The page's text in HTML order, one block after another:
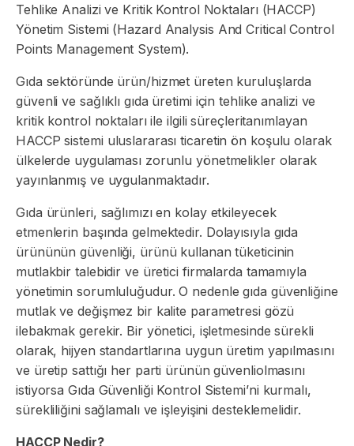
Tehlike Analizi ve Kritik Kontrol Noktaları (HACCP)
Yönetim Sistemi (Hazard Analysis And Critical Control
Points Management System).
Gıda sektöründe ürün/hizmet üreten kuruluşlarda
güvenli ve sağlıklı gıda üretimi için tehlike analizi ve
kritik kontrol noktaları ile ilgili süreçleritanımlayan
HACCP sistemi uluslararası ticaretin ön koşulu olarak
ülkelerde uygulaması zorunlu yönetmelikler olarak
yayınlanmış ve uygulanmaktadır.
Gıda ürünleri, sağlımızı en kolay etkileyecek
etmenlerin başında gelmektedir. Dolayısıyla gıda
ürününün güvenliği, ürünü kullanan tüketicinin
mutlakbir talebidir ve üretici firmalarda tamamıyla
yönetimin sorumluluğudur. O nedenle gıda güvenliğine
mutlak ve değişmez bir kalite parametresi gözü
ilebakmak gerekir. Bir yönetici, işletmesinde sürekli
olarak, hijyen standartlarına uygun üretim yapılmasını
ve üretip sattığı her parti ürünün güvenliolmasını
istiyorsa Gıda Güvenliği Kontrol Sistemi’ni kurmalı,
sürekliliğini sağlamalı ve işleyişini desteklemelidir.
HACCP Nedir?